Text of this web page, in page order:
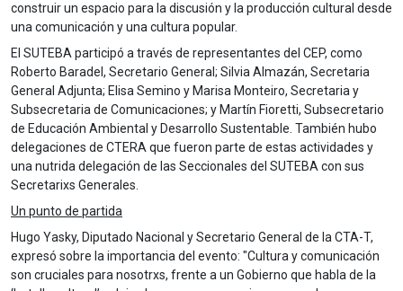
construir un espacio para la discusión y la producción cultural desde
una comunicación y una cultura popular.
El SUTEBA participó a través de representantes del CEP, como
Roberto Baradel, Secretario General; Silvia Almazán, Secretaria
General Adjunta; Elisa Semino y Marisa Monteiro, Secretaria y
Subsecretaria de Comunicaciones; y Martín Fioretti, Subsecretario
de Educación Ambiental y Desarrollo Sustentable. También hubo
delegaciones de CTERA que fueron parte de estas actividades y
una nutrida delegación de las Seccionales del SUTEBA con sus
Secretarixs Generales.
Un punto de partida
Hugo Yasky, Diputado Nacional y Secretario General de la CTA-T,
expresó sobre la importancia del evento: "Cultura y comunicación
son cruciales para nosotrxs, frente a un Gobierno que habla de la